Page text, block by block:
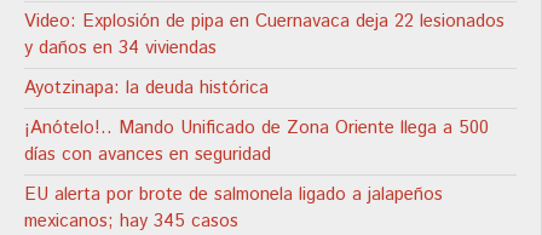
Video: Explosión de pipa en Cuernavaca deja 22 lesionados
y daños en 34 viviendas
Ayotzinapa: la deuda histórica
¡Anótelo!.. Mando Unificado de Zona Oriente llega a 500
días con avances en seguridad
EU alerta por brote de salmonela ligado a jalapeños
mexicanos; hay 345 casos